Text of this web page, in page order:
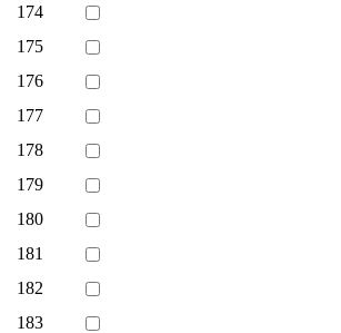
174
175
176
177
178
179
180
181
182
183